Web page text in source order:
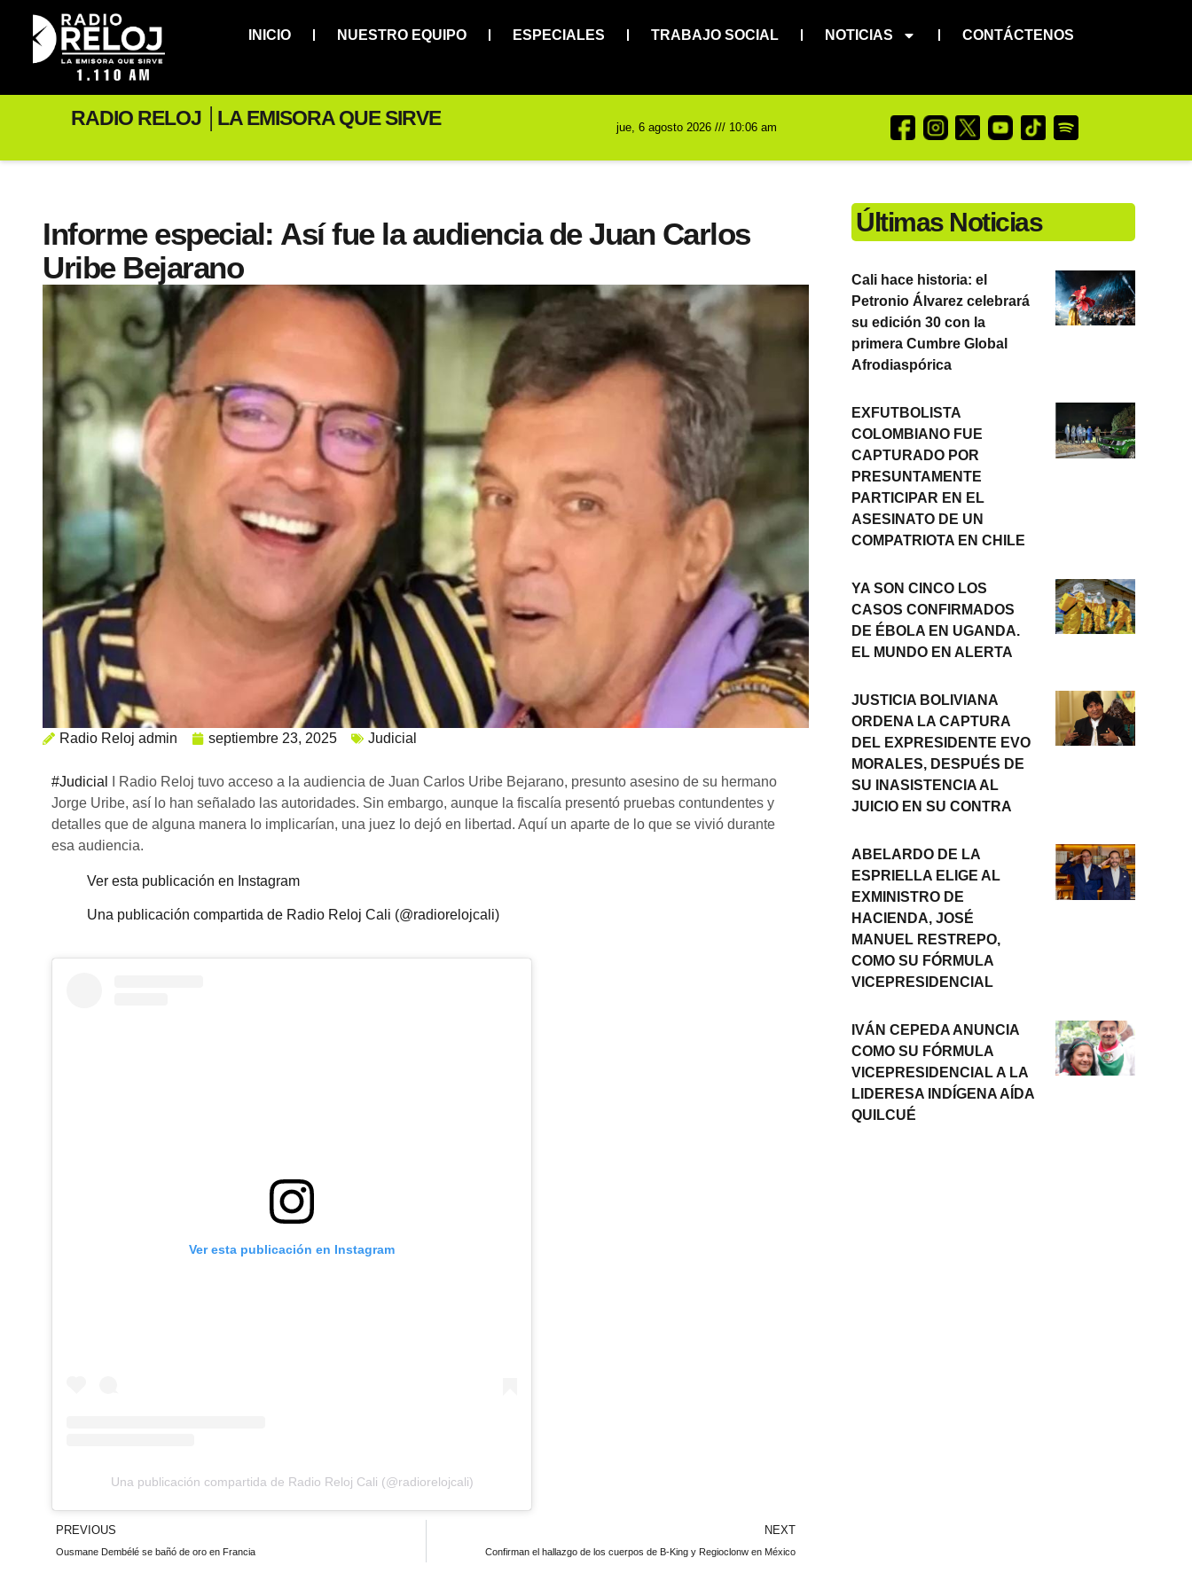
INICIO NUESTRO EQUIPO ESPECIALES TRABAJO SOCIAL NOTICIAS CONTÁCTENOS
RADIO RELOJ │LA EMISORA QUE SIRVE jue, 6 agosto 2026 /// 10:06 am
Informe especial: Así fue la audiencia de Juan Carlos
Uribe Bejarano
Radio Reloj admin septiembre 23, 2025 Judicial
#Judicial
I Radio Reloj tuvo acceso a la audiencia de Juan Carlos Uribe Bejarano, presunto asesino de su hermano
Jorge Uribe, así lo han señalado las autoridades. Sin embargo, aunque la fiscalía presentó pruebas contundentes y
detalles que de alguna manera lo implicarían, una juez lo dejó en libertad. Aquí un aparte de lo que se vivió durante
esa audiencia.
Ver esta publicación en Instagram
Una publicación compartida de Radio Reloj Cali (@radiorelojcali)
Ver esta publicación en Instagram
Una publicación compartida de Radio Reloj Cali (@radiorelojcali)
PREVIOUS
Ousmane Dembélé se bañó de oro en Francia
NEXT
Confirman el hallazgo de los cuerpos de B-King y Regioclonw en México
Últimas Noticias
Cali hace historia: el
Petronio Álvarez celebrará
su edición 30 con la
primera Cumbre Global
Afrodiaspórica
EXFUTBOLISTA
COLOMBIANO FUE
CAPTURADO POR
PRESUNTAMENTE
PARTICIPAR EN EL
ASESINATO DE UN
COMPATRIOTA EN CHILE
YA SON CINCO LOS
CASOS CONFIRMADOS
DE ÉBOLA EN UGANDA.
EL MUNDO EN ALERTA
JUSTICIA BOLIVIANA
ORDENA LA CAPTURA
DEL EXPRESIDENTE EVO
MORALES, DESPUÉS DE
SU INASISTENCIA AL
JUICIO EN SU CONTRA
ABELARDO DE LA
ESPRIELLA ELIGE AL
EXMINISTRO DE
HACIENDA, JOSÉ
MANUEL RESTREPO,
COMO SU FÓRMULA
VICEPRESIDENCIAL
IVÁN CEPEDA ANUNCIA
COMO SU FÓRMULA
VICEPRESIDENCIAL A LA
LIDERESA INDÍGENA AÍDA
QUILCUÉ